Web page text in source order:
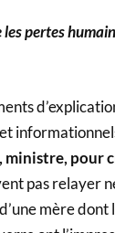
pertes
pour
pas relayer
mère